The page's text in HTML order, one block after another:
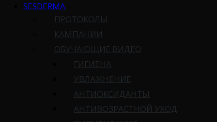
SESDERMA
ПРОТОКОЛЫ
КАМПАНИИ
ОБУЧАЮЩИЕ ВИДЕО
ГИГИЕНА
УВЛАЖНЕНИЕ
АНТИОКСИДАНТЫ
АНТИВОЗРАСТНОЙ УХОД